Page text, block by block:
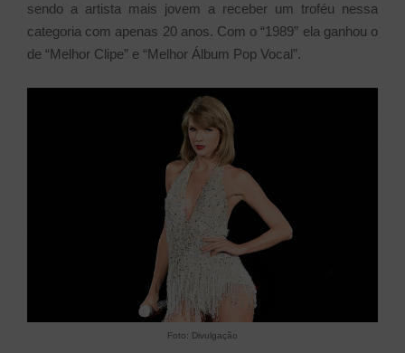
sendo a artista mais jovem a receber um troféu nessa
categoria com apenas 20 anos. Com o “1989” ela ganhou o
de “Melhor Clipe” e “Melhor Álbum Pop Vocal”.
Foto: Divulgação